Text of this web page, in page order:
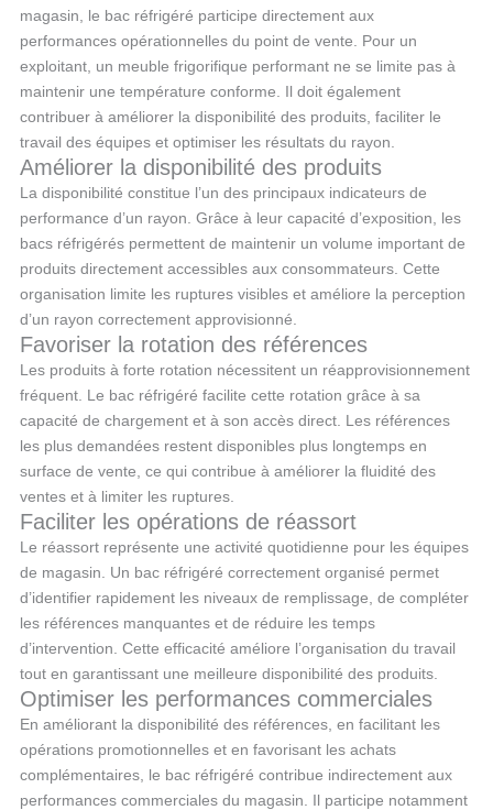
magasin, le bac réfrigéré participe directement aux
performances opérationnelles du point de vente. Pour un
exploitant, un meuble frigorifique performant ne se limite pas à
maintenir une température conforme. Il doit également
contribuer à améliorer la disponibilité des produits, faciliter le
travail des équipes et optimiser les résultats du rayon.
Améliorer la disponibilité des produits
La disponibilité constitue l’un des principaux indicateurs de
performance d’un rayon. Grâce à leur capacité d’exposition, les
bacs réfrigérés permettent de maintenir un volume important de
produits directement accessibles aux consommateurs. Cette
organisation limite les ruptures visibles et améliore la perception
d’un rayon correctement approvisionné.
Favoriser la rotation des références
Les produits à forte rotation nécessitent un réapprovisionnement
fréquent. Le bac réfrigéré facilite cette rotation grâce à sa
capacité de chargement et à son accès direct. Les références
les plus demandées restent disponibles plus longtemps en
surface de vente, ce qui contribue à améliorer la fluidité des
ventes et à limiter les ruptures.
Faciliter les opérations de réassort
Le réassort représente une activité quotidienne pour les équipes
de magasin. Un bac réfrigéré correctement organisé permet
d’identifier rapidement les niveaux de remplissage, de compléter
les références manquantes et de réduire les temps
d’intervention. Cette efficacité améliore l’organisation du travail
tout en garantissant une meilleure disponibilité des produits.
Optimiser les performances commerciales
En améliorant la disponibilité des références, en facilitant les
opérations promotionnelles et en favorisant les achats
complémentaires, le bac réfrigéré contribue indirectement aux
performances commerciales du magasin. Il participe notamment